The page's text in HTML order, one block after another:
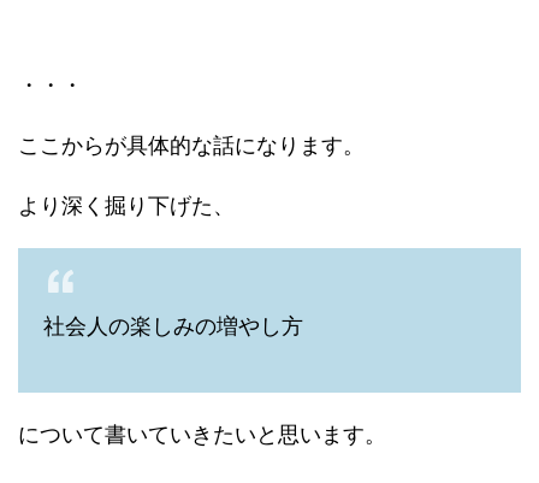
・・・
ここからが具体的な話になります。
より深く掘り下げた、
社会人の楽しみの増やし方
について書いていきたいと思います。